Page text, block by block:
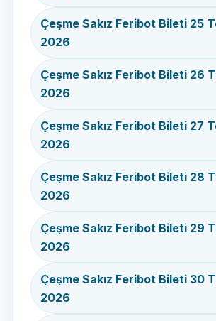
Çeşme Sakız Feribot Bileti 25
2026
Çeşme Sakız Feribot Bileti 26
2026
Çeşme Sakız Feribot Bileti 27
2026
Çeşme Sakız Feribot Bileti 28
2026
Çeşme Sakız Feribot Bileti 29
2026
Çeşme Sakız Feribot Bileti 30
2026